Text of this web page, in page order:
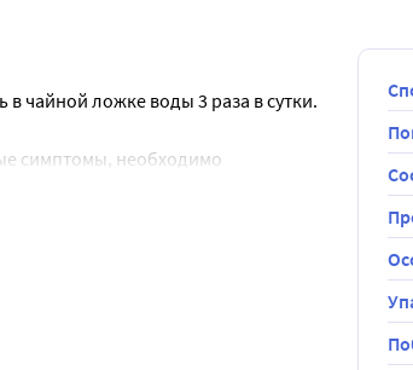
чайной ложке воды 3 раза в сутки.
симптомы, необходимо